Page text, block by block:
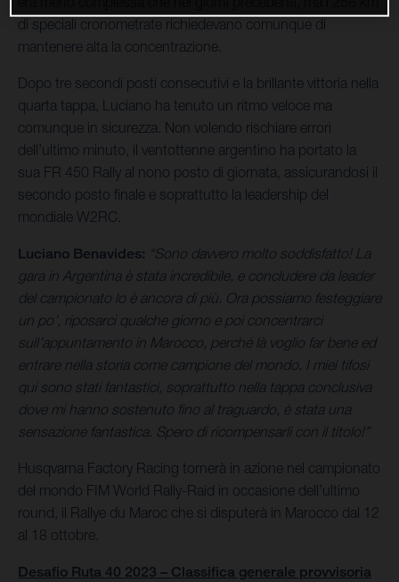
di speciali cronometrate richiedevano comunque di
mantenere alta la concentrazione.
Dopo tre secondi posti consecutivi e la brillante vittoria nella
quarta tappa, Luciano ha tenuto un ritmo veloce ma
comunque in sicurezza. Non volendo rischiare errori
dell’ultimo minuto, il ventottenne argentino ha portato la
sua FR 450 Rally al nono posto di giornata, assicurandosi il
secondo posto finale e soprattutto la leadership del
mondiale W2RC.
Luciano Benavides: “Sono davvero molto soddisfatto! La
gara in Argentina è stata incredibile, e concludere da leader
del campionato lo è ancora di più. Ora possiamo festeggiare
un po’, riposarci qualche giorno e poi concentrarci
sull’appuntamento in Marocco, perché là voglio far bene ed
entrare nella storia come campione del mondo. I miei tifosi
qui sono stati fantastici, soprattutto nella tappa conclusiva
dove mi hanno sostenuto fino al traguardo, è stata una
sensazione fantastica. Spero di ricompensarli con il titolo!”
Husqvarna Factory Racing tornerà in azione nel campionato
del mondo FIM World Rally-Raid in occasione dell’ultimo
round, il Rallye du Maroc che si disputerà in Marocco dal 12
al 18 ottobre.
Desafio Ruta 40 2023 – Classifica generale provvisoria